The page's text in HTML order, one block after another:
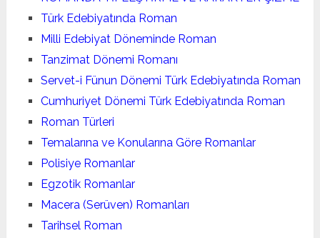
Türk Edebiyatında Roman
Milli Edebiyat Döneminde Roman
Tanzimat Dönemi Romanı
Servet-i Fünun Dönemi Türk Edebiyatında Roman
Cumhuriyet Dönemi Türk Edebiyatında Roman
Roman Türleri
Temalarına ve Konularına Göre Romanlar
Polisiye Romanlar
Egzotik Romanlar
Macera (Serüven) Romanları
Tarihsel Roman